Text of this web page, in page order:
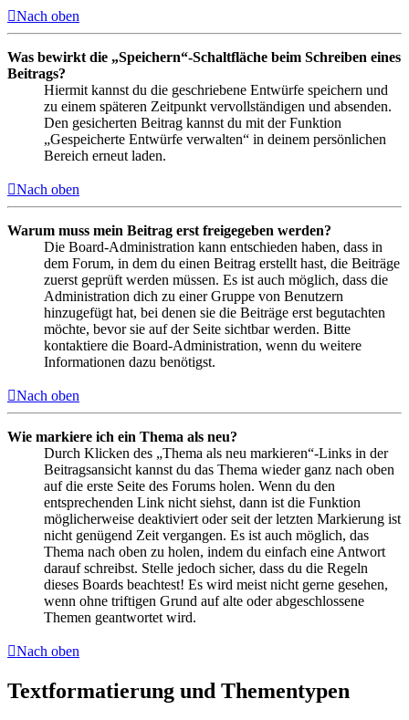
Nach oben
Was bewirkt die „Speichern“-Schaltfläche beim Schreiben eines
Beitrags?
Hiermit kannst du die geschriebene Entwürfe speichern und
zu einem späteren Zeitpunkt vervollständigen und absenden.
Den gesicherten Beitrag kannst du mit der Funktion
„Gespeicherte Entwürfe verwalten“ in deinem persönlichen
Bereich erneut laden.
Nach oben
Warum muss mein Beitrag erst freigegeben werden?
Die Board-Administration kann entschieden haben, dass in
dem Forum, in dem du einen Beitrag erstellt hast, die Beiträge
zuerst geprüft werden müssen. Es ist auch möglich, dass die
Administration dich zu einer Gruppe von Benutzern
hinzugefügt hat, bei denen sie die Beiträge erst begutachten
möchte, bevor sie auf der Seite sichtbar werden. Bitte
kontaktiere die Board-Administration, wenn du weitere
Informationen dazu benötigst.
Nach oben
Wie markiere ich ein Thema als neu?
Durch Klicken des „Thema als neu markieren“-Links in der
Beitragsansicht kannst du das Thema wieder ganz nach oben
auf die erste Seite des Forums holen. Wenn du den
entsprechenden Link nicht siehst, dann ist die Funktion
möglicherweise deaktiviert oder seit der letzten Markierung ist
nicht genügend Zeit vergangen. Es ist auch möglich, das
Thema nach oben zu holen, indem du einfach eine Antwort
darauf schreibst. Stelle jedoch sicher, dass du die Regeln
dieses Boards beachtest! Es wird meist nicht gerne gesehen,
wenn ohne triftigen Grund auf alte oder abgeschlossene
Themen geantwortet wird.
Nach oben
Textformatierung und Thementypen